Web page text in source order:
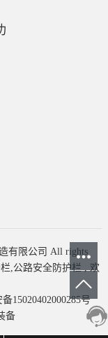
有限公司 All rights
,公路安全防护栏, 欢
15020402000285号
备